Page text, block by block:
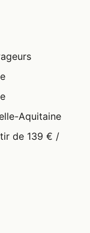
Aquitaine
de 139 € /